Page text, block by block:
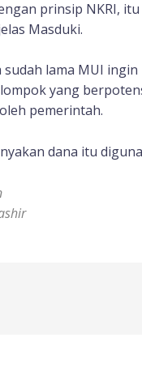
prinsip NKRI,
Masduki.
lama MUI
yang
pemerintah.
dana itu